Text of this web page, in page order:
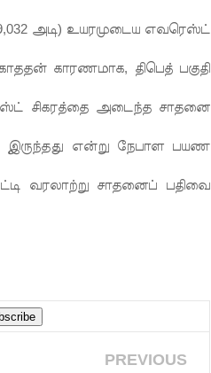
அடி) உயரமுடைய எவரெஸ்ட்
காரணமாக, திபெத் பகுதி
சிகரத்தை அடைந்த சாதனை
என்று நேபாள பயண
வரலாற்று சாதனைப் பதிவை
PREVIOUS